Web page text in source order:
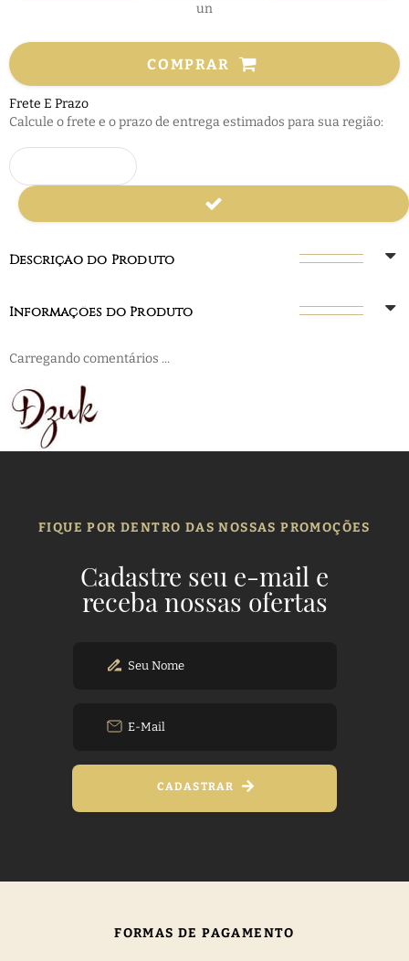
un
COMPRAR
Frete E Prazo
Calcule o frete e o prazo de entrega estimados para sua região:
Descrição do Produto
Informações do Produto
Carregando comentários ...
FIQUE POR DENTRO DAS NOSSAS PROMOÇÕES
Cadastre seu e-mail e
receba nossas ofertas
CADASTRAR
FORMAS DE PAGAMENTO